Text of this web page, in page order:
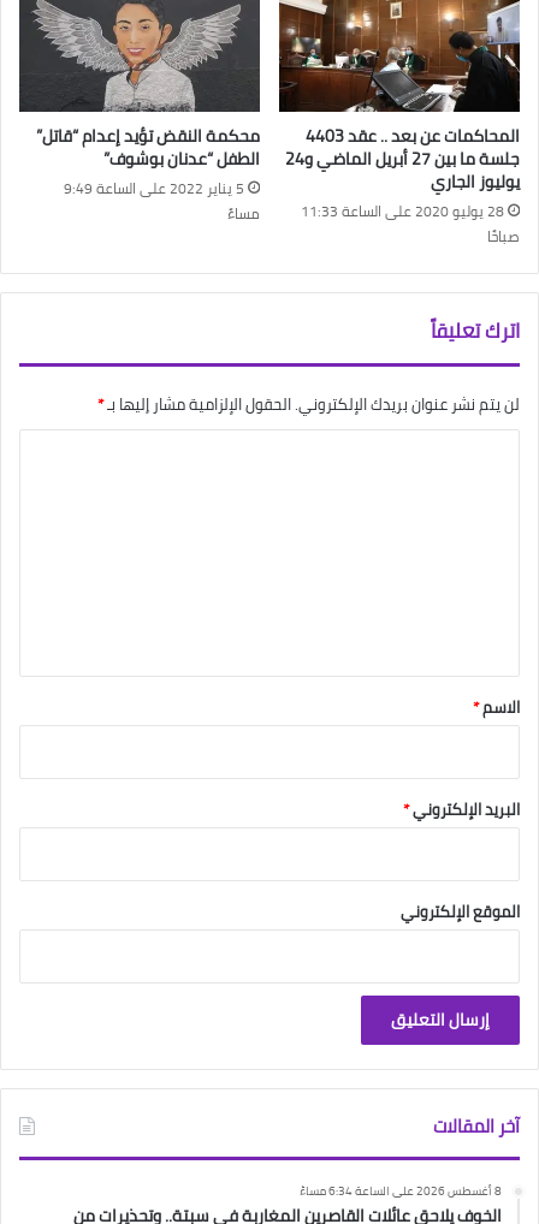
المحاكمات عن بعد .. عقد 4403
جلسة ما بين 27 أبريل الماضي و24
يوليوز الجاري
28 يوليو 2020 على الساعة 11:33
صباحًا
محكمة النقض تؤيد إعدام “قاتل”
الطفل “عدنان بوشوف”
5 يناير 2022 على الساعة 9:49
مساءً
اترك تعليقاً
لن يتم نشر عنوان بريدك الإلكتروني.الحقول الإلزامية مشار إليها بـ*
*
الاسم*
البريد الإلكتروني*
الموقع الإلكتروني
آخر المقالات
8 أغسطس 2026 على الساعة 6:34 مساءً
الخوف يلاحق عائلات القاصرين المغاربة في سبتة.. وتحذيرات من